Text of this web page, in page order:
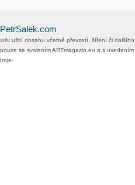
PetrSalek.com
užití obsahu včetně převzetí, šíření či dalšího
se svolením ​ARTmagazin.eu​ ​a s uvedením